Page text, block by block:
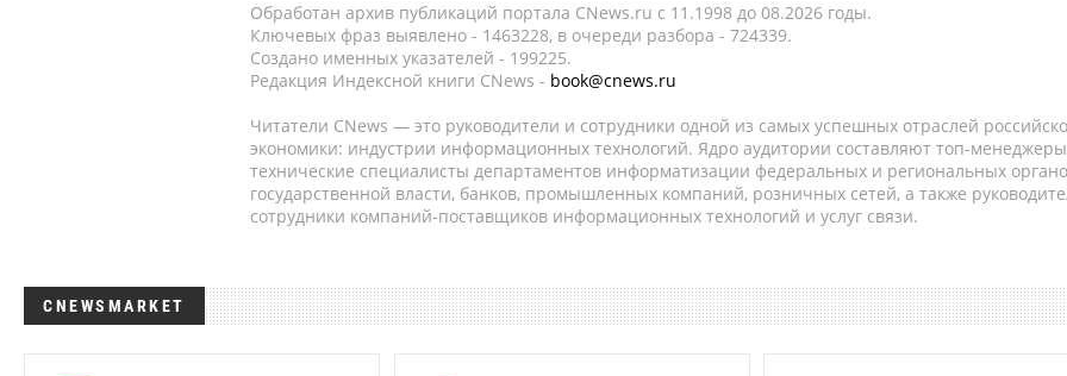
Обработан архив публикаций портала CNews.ru c 11.1998 до 08.2026 годы.
Ключевых фраз выявлено - 1463228, в очереди разбора - 724339.
Создано именных указателей - 199225.
Редакция Индексной книги CNews - book@cnews.ru
Читатели CNews — это руководители и сотрудники одной из самых успешных отраслей
экономики: индустрии информационных технологий. Ядро аудитории составляют топ-
технические специалисты департаментов информатизации федеральных и региональных
государственной власти, банков, промышленных компаний, розничных сетей, а также
сотрудники компаний-поставщиков информационных технологий и услуг связи.
CNEWSMARKET